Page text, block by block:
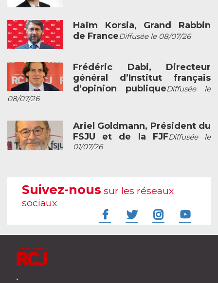
Haïm Korsia, Grand Rabbin
de FranceDiffusée le 08/07/26
Frédéric Dabi, Directeur
général d’Institut français
d’opinion publiqueDiffusée le
08/07/26
Ariel Goldmann, Président du
FSJU et de la FJFDiffusée le
01/07/26
Suivez-nous sur les réseaux
sociaux